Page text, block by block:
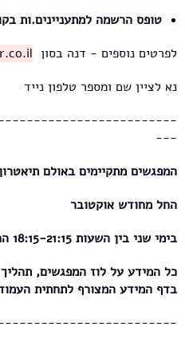
טופס הרשמה למתעניינים.ות
לפרטים נוספים - דנה בסון
נא לציין שם ומספר טלפון נייד
---
המפגשים מתקיימים באולם
החל מחודש אוקטובר
בימי שני בין השעות 18:15-21:15 החל מה
כל המידע על לוז המפגשים,
בדף המידע המצורף לתחתית